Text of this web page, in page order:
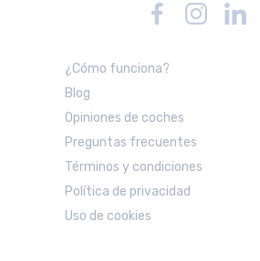
¿Cómo funciona?
Blog
Opiniones de coches
Preguntas frecuentes
Términos y condiciones
Política de privacidad
Uso de cookies